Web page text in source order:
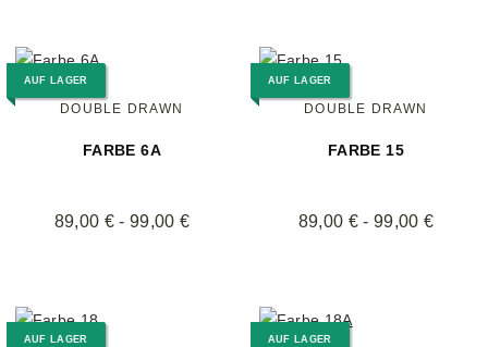
AUF LAGER
DOUBLE DRAWN
FARBE 6A
89,00 € -99,00 €
AUF LAGER
DOUBLE DRAWN
FARBE 15
89,00 € -99,00 €
AUF LAGER AUF LAGER